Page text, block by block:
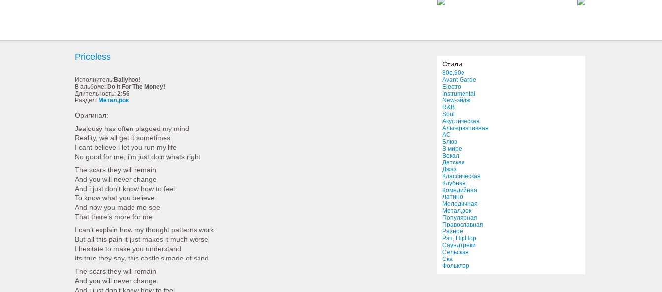
2:20
Priceless
Исполнитель:Ballyhoo!
В альбоме: Do It For The Money!
Длительность: 2:56
Раздел: Метал,рок
Оригинал:
Jealousy has often plagued my mind
Reality, we all get it sometimes
I cant believe i let you run my life
No good for me, i’m just doin whats right
The scars they will remain
And you will never change
And i just don’t know how to feel
To know what you believe
And now you made me see
That there’s more for me
I can’t explain how my thought patterns work
But all this pain it just makes it much worse
I hesitate to make you understand
Its true they say, this castle’s made of sand
The scars they will remain
And you will never change
And i just don’t know how to feel
Стили:
80e,90e
Avant-Garde
Electro
Instrumental
New-эйдж
R&B
Soul
Акустическая
Альтернативная
АС
Блюз
В мире
Вокал
Детская
Джаз
Классическая
Клубная
Комедийная
Латино
Мелодичная
Метал,рок
Популярная
Православная
Разное
Рэп, HipHop
Саундтреки
Сельская
Ска
Фольклор